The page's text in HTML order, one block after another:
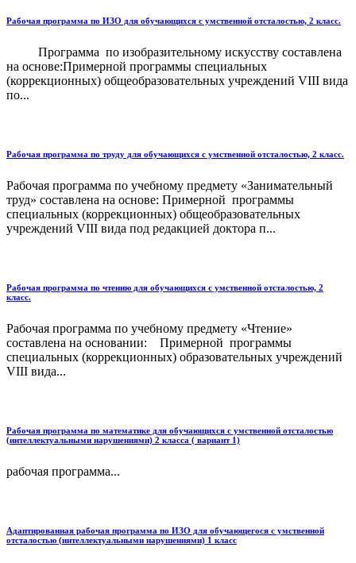
Рабочая программа по ИЗО для обучающихся с умственной отсталостью, 2 класс.
Программа по изобразительному искусству составлена
на основе:Примерной программы специальных
(коррекционных) общеобразовательных учреждений VIII вида
по...
Рабочая программа по труду для обучающихся с умственной отсталостью, 2 класс.
Рабочая программа по учебному предмету «Занимательный
труд» составлена на основе: Примерной программы
специальных (коррекционных) общеобразовательных
учреждений VIII вида под редакцией доктора п...
Рабочая программа по чтению для обучающихся с умственной отсталостью, 2
класс.
Рабочая программа по учебному предмету «Чтение»
составлена на основании: Примерной программы
специальных (коррекционных) образовательных учреждений
VIII вида...
Рабочая программа по математике для обучающихся с умственной отсталостью
(интеллектуальными нарушениями) 2 класса ( вариант 1)
рабочая программа...
Адаптированная рабочая программа по ИЗО для обучающегося с умственной
отсталостью (интеллектуальными нарушениями) 1 класс